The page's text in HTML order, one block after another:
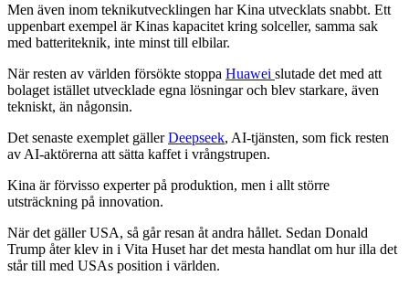
Men även inom teknikutvecklingen har Kina utvecklats snabbt. Ett
uppenbart exempel är Kinas kapacitet kring solceller, samma sak
med batteriteknik, inte minst till elbilar.
När resten av världen försökte stoppa Huawei slutade det med att
bolaget istället utvecklade egna lösningar och blev starkare, även
tekniskt, än någonsin.
Det senaste exemplet gällerDeepseek, AI-tjänsten, som fick resten
av AI-aktörerna att sätta kaffet i vrångstrupen.
Kina är förvisso experter på produktion, men i allt större
utsträckning på innovation.
När det gäller USA, så går resan åt andra hållet. Sedan Donald
Trump åter klev in i Vita Huset har det mesta handlat om hur illa det
står till med USAs position i världen.